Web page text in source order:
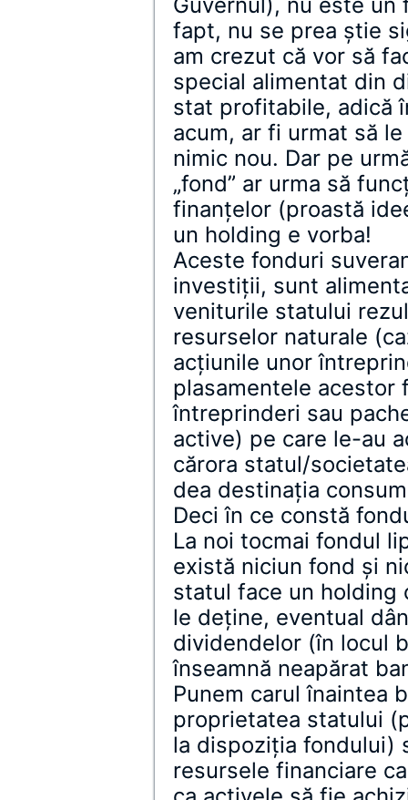
fapt, nu se prea ştie
am crezut că vor să
special alimentat din
stat profitabile, adică
acum, ar fi urmat să
nimic nou. Dar pe
„fond” ar urma să
finanţelor (proastă
un holding e vorba!
Aceste fonduri
investiţii, sunt
veniturile statului
resurselor naturale
acţiunile unor
plasamentele acestor
întreprinderi sau
active) pe care le-au
cărora statul/
dea destinaţia
Deci în ce constă
La noi tocmai fondul
există niciun fond şi
statul face un holding
le deţine, eventual
dividendelor (în locul
înseamnă neapărat
Punem carul înaintea
proprietatea statului
la dispoziţia fondului)
resursele financiare